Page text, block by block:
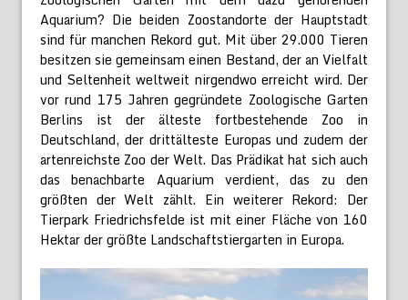
Aquarium? Die beiden Zoostandorte der Hauptstadt
sind für manchen Rekord gut. Mit über 29.000 Tieren
besitzen sie gemeinsam einen Bestand, der an Vielfalt
und Seltenheit weltweit nirgendwo erreicht wird. Der
vor rund 175 Jahren gegründete Zoologische Garten
Berlins ist der älteste fortbestehende Zoo in
Deutschland, der drittälteste Europas und zudem der
artenreichste Zoo der Welt. Das Prädikat hat sich auch
das benachbarte Aquarium verdient, das zu den
größten der Welt zählt. Ein weiterer Rekord: Der
Tierpark Friedrichsfelde ist mit einer Fläche von 160
Hektar der größte Landschaftstiergarten in Europa.